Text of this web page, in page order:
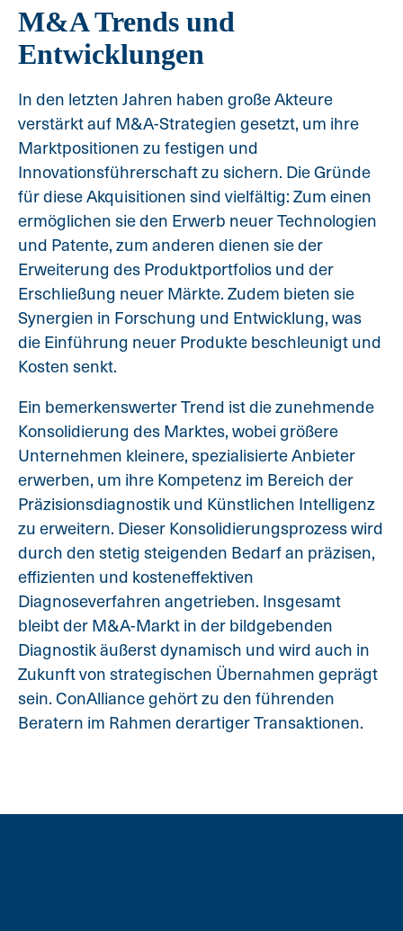
M&A Trends und
Entwicklungen
In den letzten Jahren haben große Akteure
verstärkt auf M&A-Strategien gesetzt, um ihre
Marktpositionen zu festigen und
Innovationsführerschaft zu sichern. Die Gründe
für diese Akquisitionen sind vielfältig: Zum einen
ermöglichen sie den Erwerb neuer Technologien
und Patente, zum anderen dienen sie der
Erweiterung des Produktportfolios und der
Erschließung neuer Märkte. Zudem bieten sie
Synergien in Forschung und Entwicklung, was
die Einführung neuer Produkte beschleunigt und
Kosten senkt.
Ein bemerkenswerter Trend ist die zunehmende
Konsolidierung des Marktes, wobei größere
Unternehmen kleinere, spezialisierte Anbieter
erwerben, um ihre Kompetenz im Bereich der
Präzisionsdiagnostik und Künstlichen Intelligenz
zu erweitern. Dieser Konsolidierungsprozess wird
durch den stetig steigenden Bedarf an präzisen,
effizienten und kosteneffektiven
Diagnoseverfahren angetrieben. Insgesamt
bleibt der M&A-Markt in der bildgebenden
Diagnostik äußerst dynamisch und wird auch in
Zukunft von strategischen Übernahmen geprägt
sein. ConAlliance gehört zu den führenden
Beratern im Rahmen derartiger Transaktionen.